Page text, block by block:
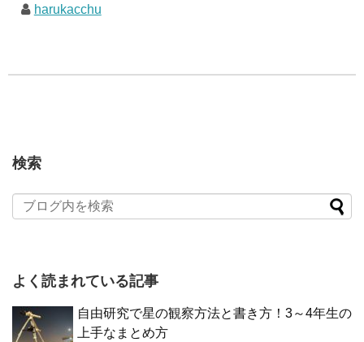
harukacchu
検索
よく読まれている記事
自由研究で星の観察方法と書き方！3～4年生の
上手なまとめ方